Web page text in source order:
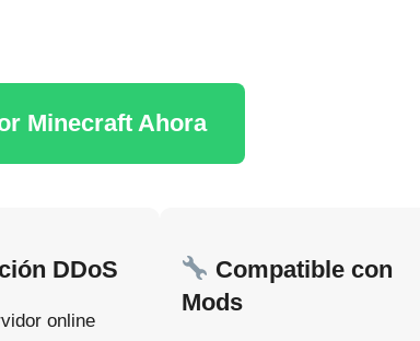
Minecraft Ahora
DDoS
online
Compatible con
Mods